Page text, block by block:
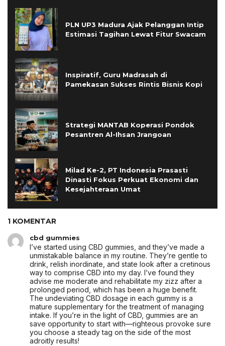
PLN UP3 Madura Ajak Pelanggan Intip
Estimasi Tagihan Lewat Fitur Swacam
Inspiratif, Guru Madrasah di
Pamekasan Sukses Rintis Bisnis Kopi
Strategi MANTAB Koperasi Pondok
Pesantren Al-Ihsan Jrangoan
Milad Ke-2, PT Indonesia Prasasti
Dinasti Fokus Perkuat Ekonomi dan
Kesejahteraan Umat
1 KOMENTAR
cbd gummies
I’ve started using CBD gummies, and they’ve made a
unmistakable balance in my routine. They’re gentle to
drink, relish inordinate, and state look after a cretinous
way to comprise CBD into my day. I’ve found they
advise me moderate and rehabilitate my zizz after a
prolonged period, which has been a huge benefit.
The undeviating CBD dosage in each gummy is a
mature supplementary for the treatment of managing
intake. If you’re in the light of CBD, gummies are an
save opportunity to start with—righteous provoke sure
you choose a steady tag on the side of the most
adroitly results!